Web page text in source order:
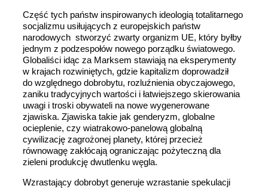
Część tych państw inspirowanych ideologią totalitarnego
socjalizmu usiłujących z europejskich państw
narodowych stworzyć zwarty organizm UE, który byłby
jednym z podzespołów nowego porządku światowego.
Globaliści idąc za Marksem stawiają na eksperymenty
w krajach rozwiniętych, gdzie kapitalizm doprowadził
do względnego dobrobytu, rozluźnienia obyczajowego,
zaniku tradycyjnych wartości i łatwiejszego skierowania
uwagi i troski obywateli na nowe wygenerowane
zjawiska. Zjawiska takie jak genderyzm, globalne
ocieplenie, czy wiatrakowo-panelową globalną
cywilizację zagrożonej planety, której przecież
równowagę zakłócają ograniczając pożyteczną dla
zieleni produkcję dwutlenku węgla.
Wzrastający dobrobyt generuje wzrastanie spekulacji